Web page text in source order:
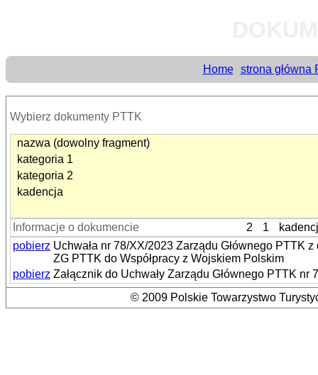
Home strona główna
Wybierz dokumenty PTTK
nazwa (dowolny fragment)
kategoria 1
kategoria 2
kadencja
Informacje o dokumencie 2 1
pobierz Uchwała nr 78/XX/2023 Zarządu Głównego PTTK
ZG PTTK do Współpracy z Wojskiem Polskim
pobierz Załącznik do Uchwały Zarządu Głównego PTTK
© 2009 Polskie Towarzystwo